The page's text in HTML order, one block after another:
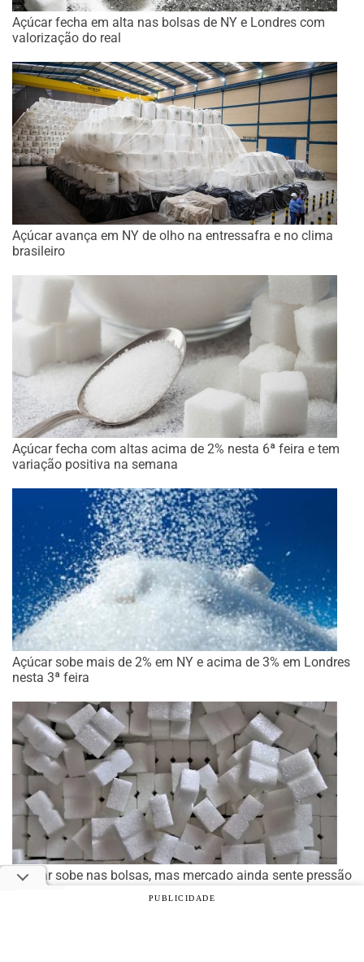
Açúcar fecha em alta nas bolsas de NY e Londres com
valorização do real
Açúcar avança em NY de olho na entressafra e no clima
brasileiro
Açúcar fecha com altas acima de 2% nesta 6ª feira e tem
variação positiva na semana
Açúcar sobe mais de 2% em NY e acima de 3% em Londres
nesta 3ª feira
Açúcar sobe nas bolsas, mas mercado ainda sente pressão
da oferta global
PUBLICIDADE